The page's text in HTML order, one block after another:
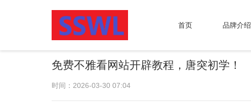
首页 品牌介绍
免费不雅看网站开辟教程，唐突初学！
时间：2026-03-30 07:04